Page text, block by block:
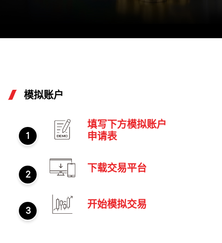
模拟账户
1
填写下方模拟账户
申请表
2
下载交易平台
3
开始模拟交易